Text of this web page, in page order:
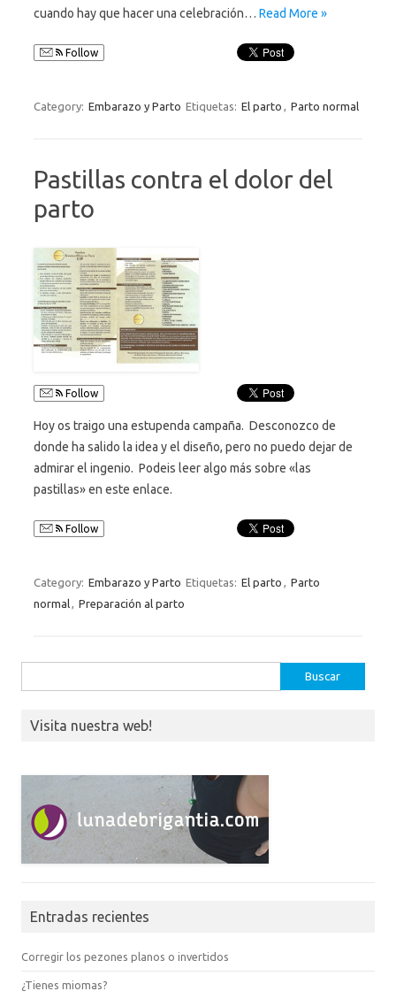
cuando hay que hacer una celebración… Read More »
Follow
Category: Embarazo y Parto Etiquetas: El parto Parto normal
Pastillas contra el dolor del
parto
Follow
Hoy os traigo una estupenda campaña. Desconozco de
donde ha salido la idea y el diseño, pero no puedo dejar de
admirar el ingenio. Podeis leer algo más sobre «las
pastillas» en este enlace.
Follow
Category: Embarazo y Parto Etiquetas: El parto , Parto
normal, Preparación al parto
Visita nuestra web!
Entradas recientes
Corregir los pezones planos o invertidos
¿Tienes miomas?